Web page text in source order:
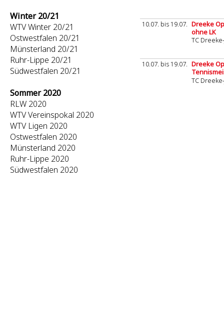
Winter 20/21
WTV Winter 20/21
Ostwestfalen 20/21
Münsterland 20/21
Ruhr-Lippe 20/21
Südwestfalen 20/21
Sommer 2020
RLW 2020
WTV Vereinspokal 2020
WTV Ligen 2020
Ostwestfalen 2020
Münsterland 2020
Ruhr-Lippe 2020
Südwestfalen 2020
10.07. bis 19.07. Dreeke
ohne LK
TC
10.07. bis 19.07. Dreeke
TC